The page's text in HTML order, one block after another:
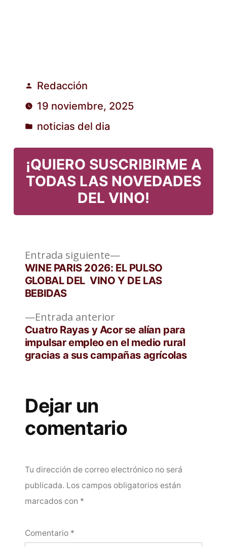
Publicado
por
Redacción
19 noviembre, 2025
Publicado
en
noticias del dia
¡QUIERO SUSCRIBIRME A
TODAS LAS NOVEDADES
DEL VINO!
Navegación
de
entradas
Entrada anteriorEntrada
anterior:
Cuatro Rayas y Acor se alían para
impulsar empleo en el medio rural
gracias a sus campañas agrícolas
Entrada siguiente
Entrada
siguiente:
WINE PARIS 2026: EL PULSO
GLOBAL DEL VINO Y DE LAS
BEBIDAS
Dejar un
comentario
Tu dirección de correo electrónico no será
publicada. Los campos obligatorios están
marcados con *
Comentario *